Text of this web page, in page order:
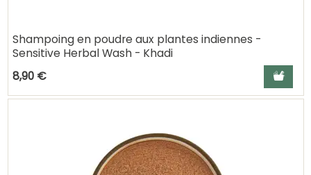
Shampoing en poudre aux plantes indiennes -
Sensitive Herbal Wash - Khadi
8,90 €
Ajouter